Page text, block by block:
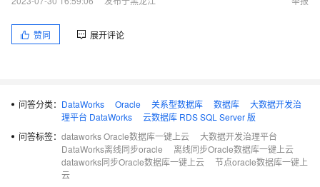
赞同 展开评论
问答分类： DataWorks Oracle 关系型数据库 数据库
大数据开发治
理平台 DataWorks
云数据库 RDS SQL Server 版
问答标签： dataworks Oracle数据库一键上云
大数据开发治理平台
DataWorks离线同步oracle
离线同步Oracle数据库一键上云
dataworks同步Oracle数据库一键上云
节点oracle数据库一键上
云